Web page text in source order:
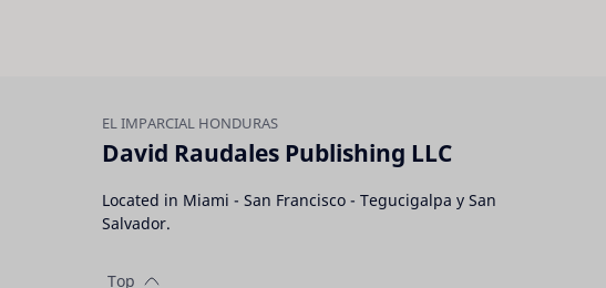
David Raudales Publishing LLC
Located in Miami - San Francisco - Tegucigalpa y San
Salvador.